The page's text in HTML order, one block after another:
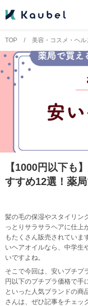
TOP 美容・コスメ・ヘル
【1000円以下も
すすめ12選！薬
髪の毛の保湿やスタイリン
っとりサラサラヘアに仕上
もたくさん販売されていま
いヘアオイルなら、中学生
いですよね。
そこで今回は、安いプチプ
円以下のプチプラ価格で手
といった人気ブランドの商
さんは、ぜひ記事をチェッ